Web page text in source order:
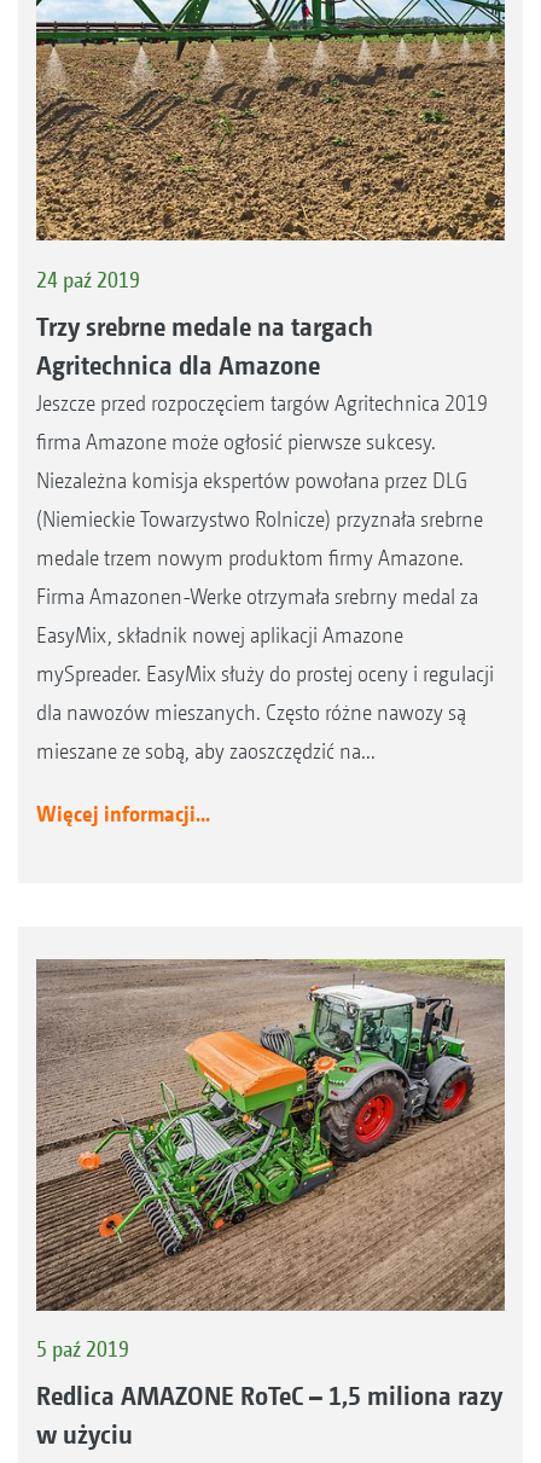
24 paź 2019
Trzy srebrne medale na targach
Agritechnica dla Amazone
Jeszcze przed rozpoczęciem targów Agritechnica 2019
firma Amazone może ogłosić pierwsze sukcesy.
Niezależna komisja ekspertów powołana przez DLG
(Niemieckie Towarzystwo Rolnicze) przyznała srebrne
medale trzem nowym produktom firmy Amazone.
Firma Amazonen-Werke otrzymała srebrny medal za
EasyMix, składnik nowej aplikacji Amazone
mySpreader. EasyMix służy do prostej oceny i regulacji
dla nawozów mieszanych. Często różne nawozy są
mieszane ze sobą, aby zaoszczędzić na...
Więcej informacji...
5 paź 2019
Redlica AMAZONE RoTeC – 1,5 miliona razy
w użyciu